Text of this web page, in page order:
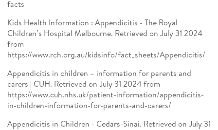
facts
Kids Health Information : Appendicitis - The Royal
Children’s Hospital Melbourne. Retrieved on July 31 2024
from
https://www.rch.org.au/kidsinfo/fact_sheets/Appendicitis/
Appendicitis in children – information for parents and
carers | CUH. Retrieved on July 31 2024 from
https://www.cuh.nhs.uk/patient-information/appendicitis-
in-children-information-for-parents-and-carers/
Appendicitis in Children - Cedars-Sinai. Retrieved on July 31